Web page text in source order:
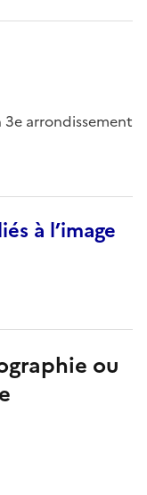
3e arrondissement
à l’image
ou